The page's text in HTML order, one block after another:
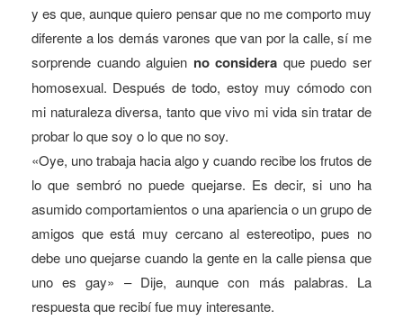
y es que, aunque quiero pensar que no me comporto muy
diferente a los demás varones que van por la calle, sí me
sorprende cuando alguien no considera que puedo ser
homosexual. Después de todo, estoy muy cómodo con
mi naturaleza diversa, tanto que vivo mi vida sin tratar de
probar lo que soy o lo que no soy.
«Oye, uno trabaja hacia algo y cuando recibe los frutos de
lo que sembró no puede quejarse. Es decir, si uno ha
asumido comportamientos o una apariencia o un grupo de
amigos que está muy cercano al estereotipo, pues no
debe uno quejarse cuando la gente en la calle piensa que
uno es gay» – Dije, aunque con más palabras. La
respuesta que recibí fue muy interesante.